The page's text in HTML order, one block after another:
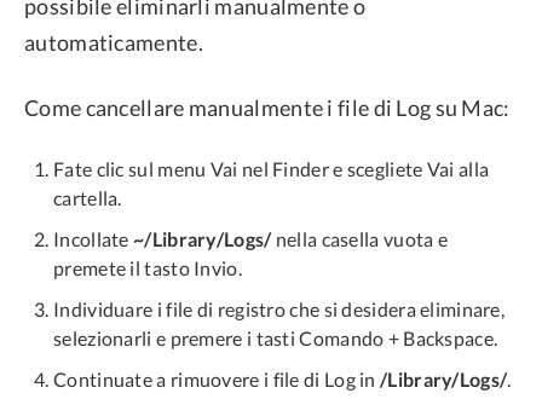
possibile eliminarli manualmente o
automaticamente.
Come cancellare manualmente i file di Log su Mac:
Fate clic sul menu Vai nel Finder e scegliete Vai alla
cartella.
Incollate ~/Library/Logs/nella casella vuota e
premete il tasto Invio.
Individuare i file di registro che si desidera eliminare,
selezionarli e premere i tasti Comando + Backspace.
Continuate a rimuovere i file di Log in /Library/Logs/.